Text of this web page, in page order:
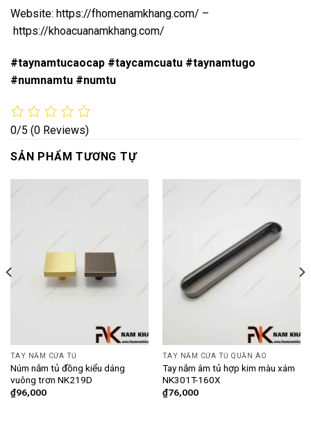
Website: https://fhomenamkhang.com/ –
https://khoacuanamkhang.com/
#taynamtucaocap #taycamcuatu #taynamtugo
#numnamtu #numtu
0/5 (0 Reviews)
SẢN PHẨM TƯƠNG TỰ
TAY NẮM CỬA TỦ
Núm nắm tủ đồng kiểu dáng
vuông trơn NK219D
₫96,000
TAY NẮM CỬA TỦ QUẦN ÁO
Tay nắm âm tủ hợp kim màu xám
NK301T-160X
₫76,000